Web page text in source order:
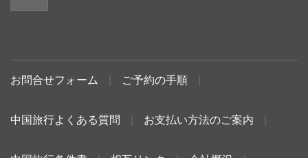
お問合せフォーム ご予約の手順
中国旅行よくある質問 お支払い方法のご案内